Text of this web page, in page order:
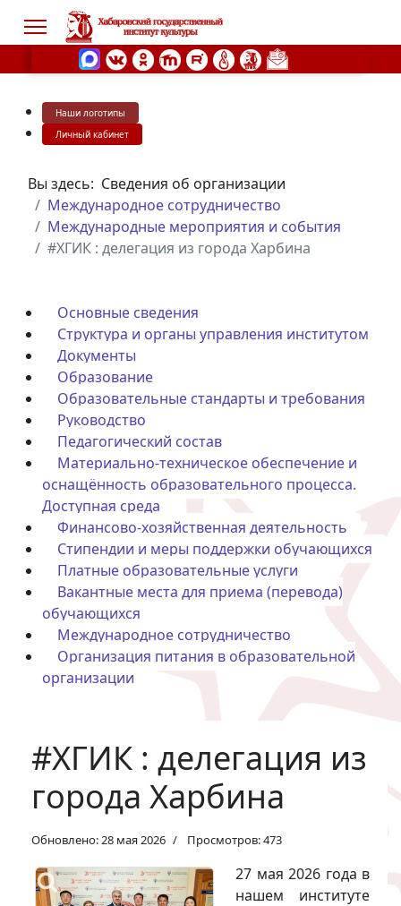
Наши логотипы
Личный кабинет
Вы здесь: Сведения об организации
Международное сотрудничество
Международные мероприятия и события
#ХГИК : делегация из города Харбина
Основные сведения
Структура и органы управления институтом
Документы
Образование
Образовательные стандарты и требования
Руководство
Педагогический состав
Материально-техническое обеспечение и
оснащённость образовательного процесса.
Доступная среда
Финансово-хозяйственная деятельность
Стипендии и меры поддержки обучающихся
Платные образовательные услуги
Вакантные места для приема (перевода)
обучающихся
Международное сотрудничество
Организация питания в образовательной
организации
#ХГИК : делегация из
города Харбина
Обновлено: 28 мая 2026 Просмотров: 473
27 мая 2026 года в
нашем институте